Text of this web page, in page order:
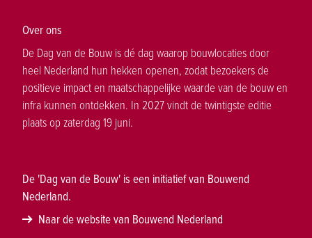
Over ons
De Dag van de Bouw is dé dag waarop bouwlocaties door
heel Nederland hun hekken openen, zodat bezoekers de
positieve impact en maatschappelijke waarde van de bouw en
infra kunnen ontdekken. In 2027 vindt de twintigste editie
plaats op zaterdag 19 juni.
De 'Dag van de Bouw' is een initiatief van Bouwend
Nederland.
Naar de website van Bouwend Nederland